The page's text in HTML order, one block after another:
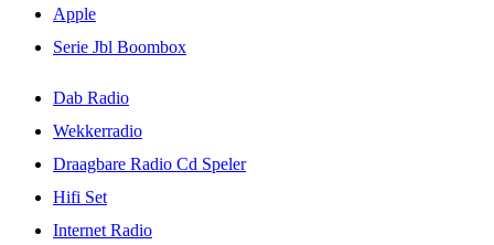
Apple
Serie Jbl Boombox
Dab Radio
Wekkerradio
Draagbare Radio Cd Speler
Hifi Set
Internet Radio